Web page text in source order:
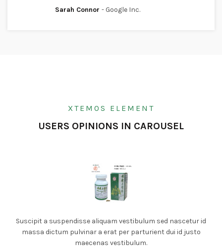
Sarah Connor Google Inc.
XTEMOS ELEMENT
USERS OPINIONS IN CAROUSEL
sed nascetur id
dui id justo
Suscipit a suspendisse aliquam
massa dictum pulvinar a erat per
maecenas vestibulum.